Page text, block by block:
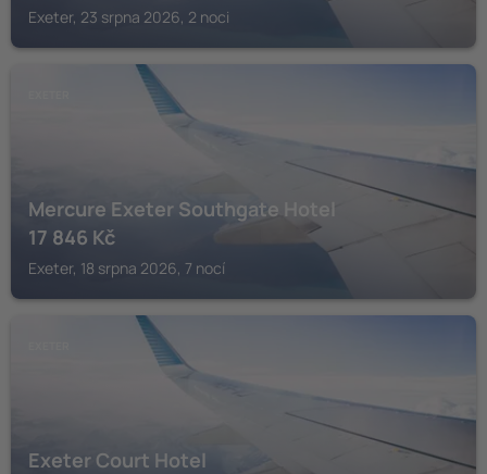
Exeter, 23 srpna 2026, 2 noci
Mercure Exeter Southgate Hotel
17 846 Kč
Exeter, 18 srpna 2026, 7 nocí
Exeter Court Hotel